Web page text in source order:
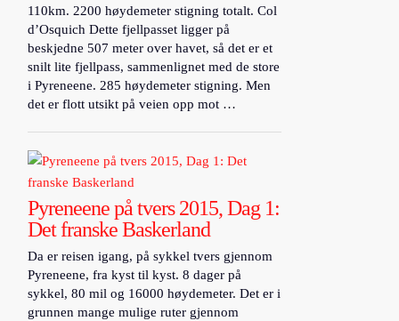
110km. 2200 høydemeter stigning totalt. Col
d’Osquich Dette fjellpasset ligger på
beskjedne 507 meter over havet, så det er et
snilt lite fjellpass, sammenlignet med de store
i Pyreneene. 285 høydemeter stigning. Men
det er flott utsikt på veien opp mot …
Pyreneene på tvers 2015, Dag 1:
Det franske Baskerland
Da er reisen igang, på sykkel tvers gjennom
Pyreneene, fra kyst til kyst. 8 dager på
sykkel, 80 mil og 16000 høydemeter. Det er i
grunnen mange mulige ruter gjennom